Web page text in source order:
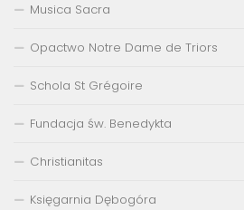
Musica Sacra
Opactwo Notre Dame de Triors
Schola St Grégoire
Fundacja św. Benedykta
Christianitas
Księgarnia Dębogóra